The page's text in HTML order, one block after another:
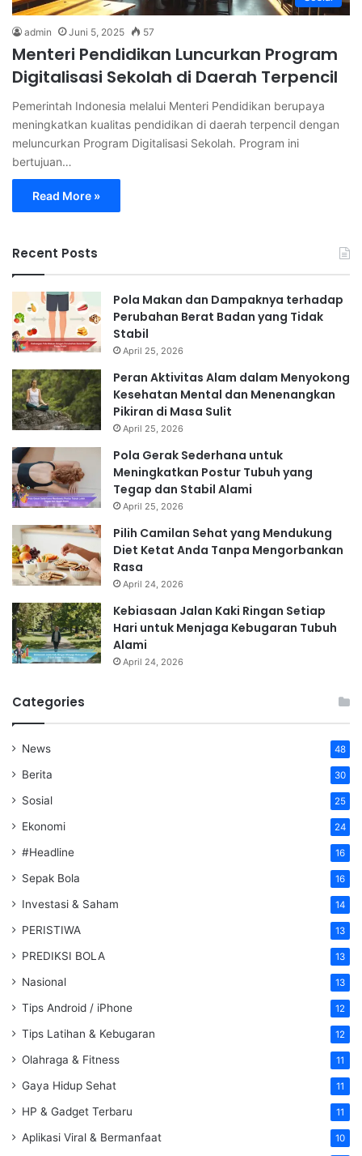
admin Juni 5, 2025 57
Menteri Pendidikan Luncurkan Program
Digitalisasi Sekolah di Daerah Terpencil
Pemerintah Indonesia melalui Menteri Pendidikan berupaya
meningkatkan kualitas pendidikan di daerah terpencil dengan
meluncurkan Program Digitalisasi Sekolah. Program ini
bertujuan…
Read More »
Recent Posts
Pola Makan dan Dampaknya terhadap
Perubahan Berat Badan yang Tidak
Stabil
April 25, 2026
Peran Aktivitas Alam dalam Menyokong
Kesehatan Mental dan Menenangkan
Pikiran di Masa Sulit
April 25, 2026
Pola Gerak Sederhana untuk
Meningkatkan Postur Tubuh yang
Tegap dan Stabil Alami
April 25, 2026
Pilih Camilan Sehat yang Mendukung
Diet Ketat Anda Tanpa Mengorbankan
Rasa
April 24, 2026
Kebiasaan Jalan Kaki Ringan Setiap
Hari untuk Menjaga Kebugaran Tubuh
Alami
April 24, 2026
Categories
News 48
Berita 30
Sosial 25
Ekonomi 24
#Headline 16
Sepak Bola 16
Investasi & Saham 14
PERISTIWA 13
PREDIKSI BOLA 13
Nasional 13
Tips Android / iPhone 12
Tips Latihan & Kebugaran 12
Olahraga & Fitness 11
Gaya Hidup Sehat 11
HP & Gadget Terbaru 11
Aplikasi Viral & Bermanfaat 10